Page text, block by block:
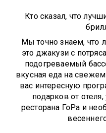
Кто сказал, что
Мы точно знаем, что
это джакузи с
подогреваемый
вкусная еда на
вас интересную
подарков от
ресторана ГоРа и